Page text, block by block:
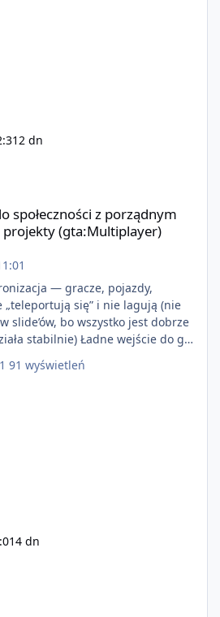
2 dn
społeczności z porządnym
(gta:Multiplayer)
— gracze, pojazdy,
się” i nie lagują (nie
slide’ów, bo wszystko jest dobrze
Ładne wejście do gry
multiplayera Wygodne
i skryptów (wsparcie C# / JS /
91 wyświetleń
4 dn